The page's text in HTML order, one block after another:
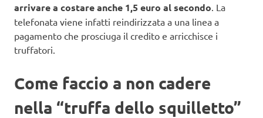
arrivare a costare anche 1,5 euro al secondo . La
telefonata viene infatti reindirizzata a una linea a
pagamento che prosciuga il credito e arricchisce i
truffatori.
Come faccio a non cadere
nella “truffa dello squilletto”